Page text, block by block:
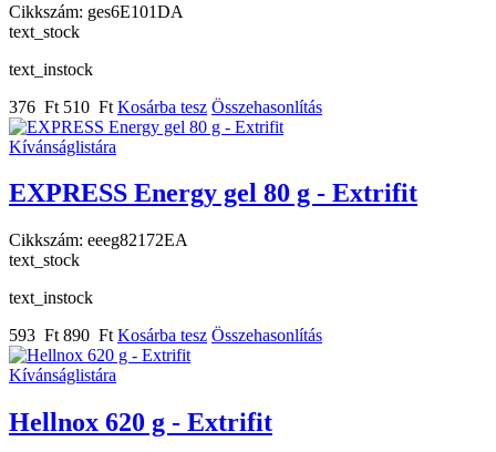
Cikkszám: ges6E101DA
text_stock
text_instock
376 Ft 510 Ft Kosárba tesz Összehasonlítás
Kívánságlistára
EXPRESS Energy gel 80 g - Extrifit
Cikkszám: eeeg82172EA
text_stock
text_instock
593 Ft 890 Ft Kosárba tesz Összehasonlítás
Kívánságlistára
Hellnox 620 g - Extrifit